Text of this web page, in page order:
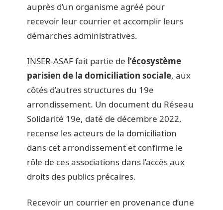
auprès d’un organisme agréé pour
recevoir leur courrier et accomplir leurs
démarches administratives.
INSER-ASAF fait partie de l’écosystème
parisien de la domiciliation sociale, aux
côtés d’autres structures du 19e
arrondissement. Un document du Réseau
Solidarité 19e, daté de décembre 2022,
recense les acteurs de la domiciliation
dans cet arrondissement et confirme le
rôle de ces associations dans l’accès aux
droits des publics précaires.
Recevoir un courrier en provenance d’une